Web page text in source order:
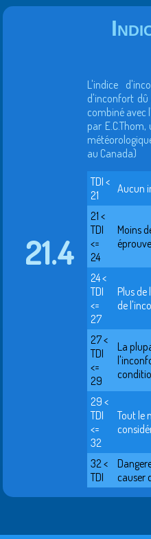
21.4
L'indice
d'inconfort dû
combiné avec
par
au Canada)
TDI <
21
Aucun
21 <
TDI
<=
24
Moins
24 <
TDI
<=
27
Plus
de
27 <
TDI
<=
29
La
29 <
TDI
<=
32
Tout le
32 <
TDI
causer